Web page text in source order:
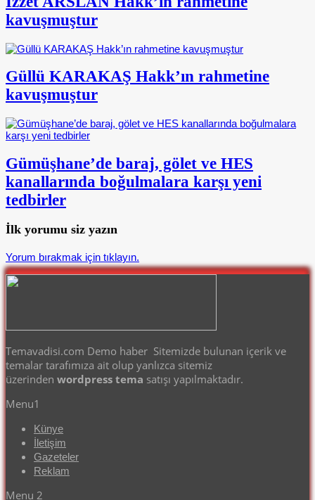
kavuşmuştur
Güllü KARAKAŞ Hakk’ın rahmetine
kavuşmuştur
Gümüşhane’de baraj, gölet ve HES
kanallarında boğulmalara karşı yeni
tedbirler
İlk yorumu siz yazın
Yorum bırakmak için tıklayın.
Temavadisi.com Demo haber Sitemizde bulunan içerik ve
temalar tarafımıza ait olup yanlızca sitemiz
üzerinden wordpress tema satışı yapılmaktadır.
Menu1
Künye
İletişim
Gazeteler
Reklam
Menu 2